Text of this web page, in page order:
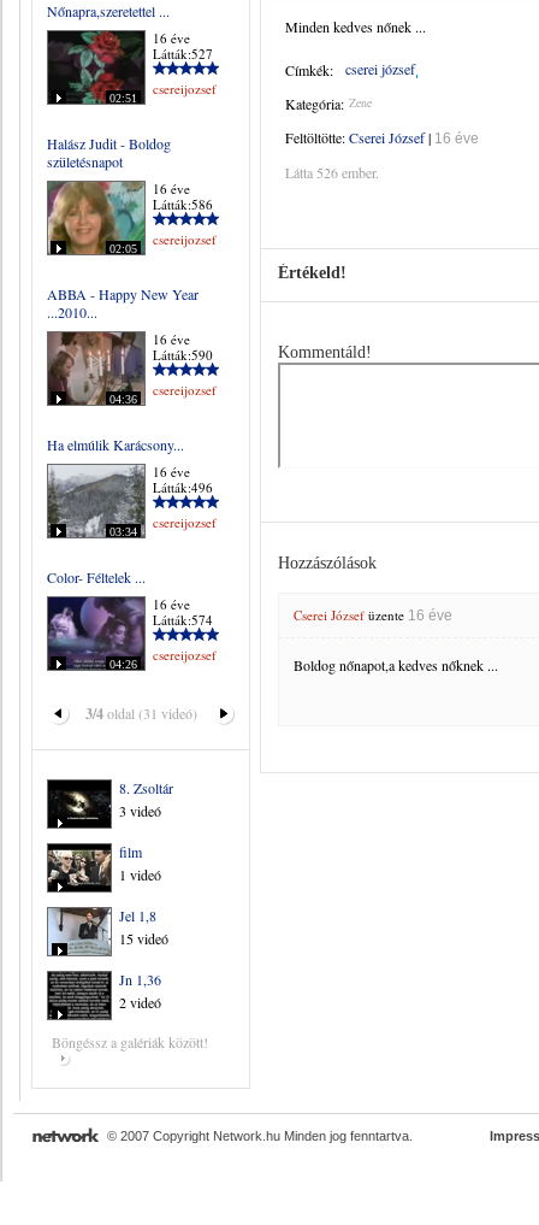
Nőnapra,szeretettel ...
02:51
16 éve
Látták:527
csereijozsef
Halász Judit - Boldog
születésnapot
02:05
16 éve
Látták:586
csereijozsef
ABBA - Happy New Year
...2010...
04:36
16 éve
Látták:590
csereijozsef
Ha elmúlik Karácsony...
03:34
16 éve
Látták:496
csereijozsef
Color- Féltelek ...
04:26
16 éve
Látták:574
csereijozsef
3/4oldal (31 videó)
8. Zsoltár
3 videó
film
1 videó
Jel 1,8
15 videó
Jn 1,36
2 videó
Böngéssz a galériák között!
Minden kedves nőnek ...
Címkék:
cserei józsef
Kategória: Zene
Feltöltötte:Cserei József| 16 éve
Látta 526 ember.
Értékeld!
Kommentáld!
Hozzászólások
Cserei József üzente 16 éve
Boldog nőnapot,a kedves nőknek ...
© 2007 Copyright Network.hu Minden jog fenntartva.